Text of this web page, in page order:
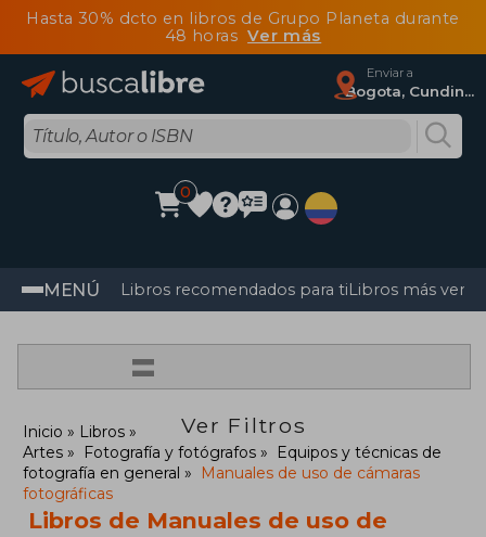
Hasta 30% dcto en libros de Grupo Planeta durante
48 horasVer más
Enviar a
Bogota, Cundinamarca
0
MENÚ Libros recomendados para tiLibros más
=
Ver Filtros
Inicio
Libros
Artes
Fotografía y fotógrafos
Equipos y técnicas de
fotografía en general
Manuales de uso de cámaras
fotográficas
Libros de Manuales de uso de